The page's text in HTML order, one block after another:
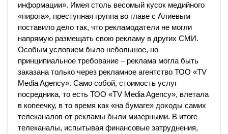
информации». Имея столь весомый кусок медийного
«пирога», преступная группа во главе с Алиевым
поставило дело так, что рекламодатели не могли
напрямую размещать свою рекламу в других СМИ.
Особым условием было небольшое, но
принципиальное требование – реклама могла быть
заказана только через рекламное агентство ТОО «TV
Media Agency». Само собой, стоимость услуг
посредника, то есть ТОО «TV Media Agency», влетала
в копеечку, в то время как «на бумаге» доходы самих
телеканалов от рекламы были мизерными. В итоге
телеканалы, испытывая финансовые затруднения,